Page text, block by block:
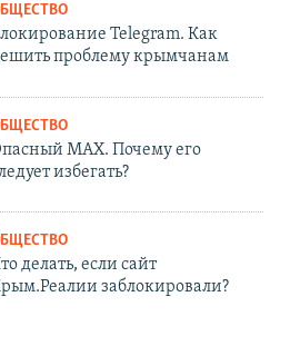
Telegram. Как
проблему крымчанам
MAX. Почему его
избегать?
делать, если сайт
заблокировали?